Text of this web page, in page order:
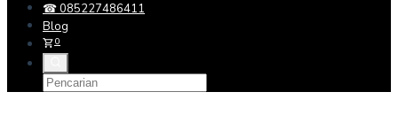
☎ 085227486411
Blog
0